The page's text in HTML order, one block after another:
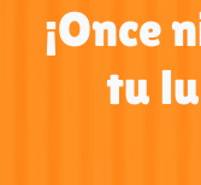
¡Once
tu